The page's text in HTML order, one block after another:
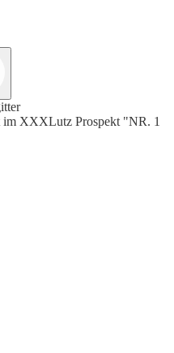
im XXXLutz Prospekt "NR. 1